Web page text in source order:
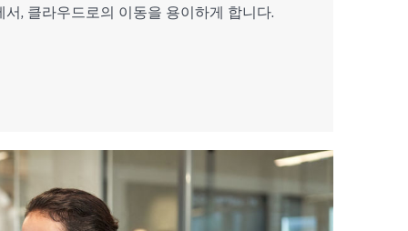
, 클라우드로의 이동을 용이하게 합니다.